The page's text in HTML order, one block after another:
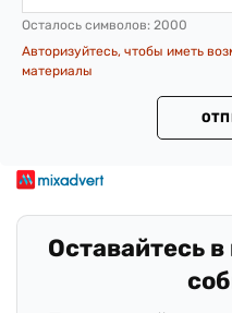
Осталось символов: 2000
Авторизуйтесь, чтобы иметь
материалы
Оставайтесь